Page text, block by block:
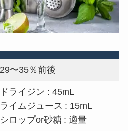
29〜35％前後
ドライジン : 45mL
ライムジュース : 15mL
シロップor砂糖 : 適量